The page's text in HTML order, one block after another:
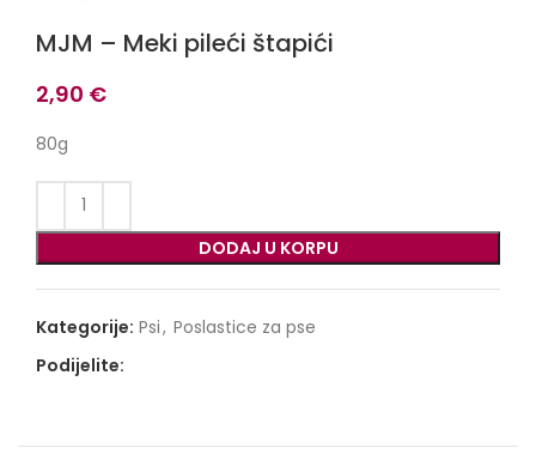
MJM – Meki pileći štapići
2,90 €
80g
DODAJ U KORPU
Kategorije: Psi, Poslastice za pse
Podijelite: